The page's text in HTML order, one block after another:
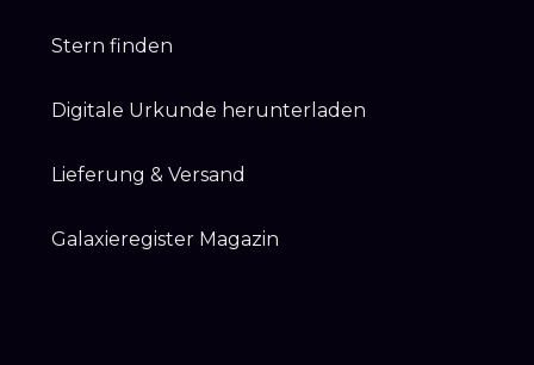
Stern finden
Digitale Urkunde herunterladen
Lieferung & Versand
Galaxieregister Magazin